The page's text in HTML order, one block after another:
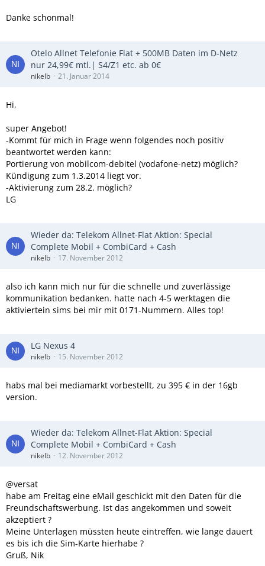
Danke schonmal!
Otelo Allnet Telefonie Flat + 500MB Daten im D-Netz
nur 24,99€ mtl.| S4/Z1 etc. ab 0€
nikelb 21. Januar 2014
Hi,
super Angebot!
-Kommt für mich in Frage wenn folgendes noch positiv
beantwortet werden kann:
Portierung von mobilcom-debitel (vodafone-netz) möglich?
Kündigung zum 1.3.2014 liegt vor.
-Aktivierung zum 28.2. möglich?
LG
Wieder da: Telekom Allnet-Flat Aktion: Special
Complete Mobil + CombiCard + Cash
nikelb 17. November 2012
also ich kann mich nur für die schnelle und zuverlässige
kommunikation bedanken. hatte nach 4-5 werktagen die
aktiviertein sims bei mir mit 0171-Nummern. Alles top!
LG Nexus 4
nikelb 15. November 2012
habs mal bei mediamarkt vorbestellt, zu 395 € in der 16gb
version.
Wieder da: Telekom Allnet-Flat Aktion: Special
Complete Mobil + CombiCard + Cash
nikelb 12. November 2012
@versat
habe am Freitag eine eMail geschickt mit den Daten für die
Freundschaftswerbung. Ist das angekommen und soweit
akzeptiert ?
Meine Unterlagen müssten heute eintreffen, wie lange dauert
es bis ich die Sim-Karte hierhabe ?
Gruß, Nik